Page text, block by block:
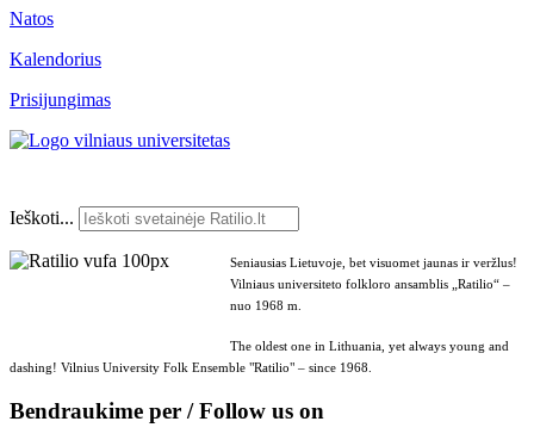
Natos
Kalendorius
Prisijungimas
Ieškoti...
Seniausias Lietuvoje, bet visuomet jaunas ir veržlus!
Vilniaus universiteto folkloro ansamblis „Ratilio“ –
nuo 1968 m.
The oldest one in Lithuania, yet always young and
dashing! Vilnius University Folk Ensemble "Ratilio" – since 1968.
Bendraukime per / Follow us on